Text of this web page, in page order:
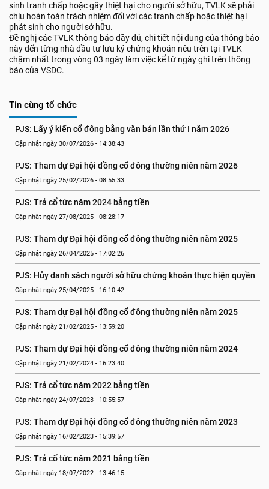
sinh tranh chấp hoặc gây thiệt hại cho người sở hữu, TVLK sẽ phải
chịu hoàn toàn trách nhiệm đối với các tranh chấp hoặc thiệt hại
phát sinh cho người sở hữu.
Đề nghị các TVLK thông báo đầy đủ, chi tiết nội dung của thông báo
này đến từng nhà đầu tư lưu ký chứng khoán nêu trên tại TVLK
chậm nhất trong vòng 03 ngày làm việc kể từ ngày ghi trên thông
báo của VSDC.
Tin cùng tổ chức
PJS: Lấy ý kiến cổ đông bằng văn bản lần thứ I năm 2026
Cập nhật ngày 30/07/2026 - 14:38:43
PJS: Tham dự Đại hội đồng cổ đông thường niên năm 2026
Cập nhật ngày 25/02/2026 - 08:55:33
PJS: Trả cổ tức năm 2024 bằng tiền
Cập nhật ngày 27/08/2025 - 08:28:17
PJS: Tham dự Đại hội đồng cổ đông thường niên năm 2025
Cập nhật ngày 26/04/2025 - 17:02:26
PJS: Hủy danh sách người sở hữu chứng khoán thực hiện quyền
Cập nhật ngày 25/04/2025 - 16:10:42
PJS: Tham dự Đại hội đồng cổ đông thường niên năm 2025
Cập nhật ngày 21/02/2025 - 13:59:20
PJS: Tham dự Đại hội đồng cổ đông thường niên năm 2024
Cập nhật ngày 21/02/2024 - 16:23:40
PJS: Trả cổ tức năm 2022 bằng tiền
Cập nhật ngày 24/07/2023 - 10:55:57
PJS: Tham dự Đại hội đồng cổ đông thường niên năm 2023
Cập nhật ngày 16/02/2023 - 15:39:57
PJS: Trả cổ tức năm 2021 bằng tiền
Cập nhật ngày 18/07/2022 - 13:46:15